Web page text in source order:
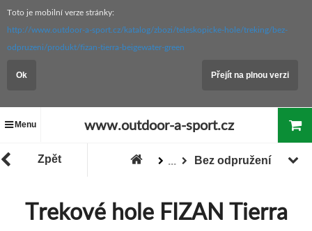
Toto je mobilní verze stránky:
http://www.outdoor-a-sport.cz/katalog/zbozi/teleskopicke-hole/treking/bez-
odpruzeni/produkt/fizan-tierra-beigewater-green
Ok Přejít na plnou verzi
Menu www.outdoor-a-sport.cz
Zpět ... Bez odpružení
Trekové hole FIZAN Tierra